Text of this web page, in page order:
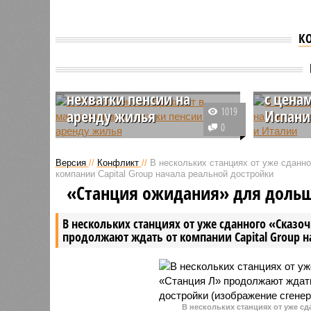
В Италии пенсионер
нехватки пенсии на
аренду жилья
На протяжении многих лет
канцелярии, а затем в досрочном
порядке вышел на пенсию по
состоянию здоровья, однако,
хватает для оплаты аренды
жилья.
1019
0
В АТОР
с
Как
отдых
Италию.
Версия // Конфликт // В нескольких станциях от уже
компании Capital Group начала реальной достройки
В нескольких станциях от уже сданного
продолжают ждать от компании Capital Group
«Станция ожидания» для
В нескольких станциях от уже